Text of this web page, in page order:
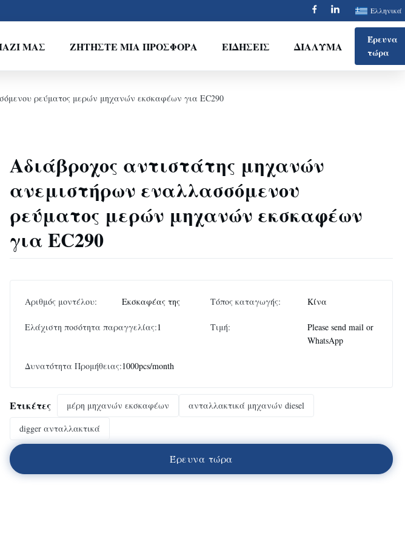
Ελληνικά
ΜΑΣ ΖΗΤΉΣΤΕ ΜΙΑ ΠΡΟΣΦΟΡΆ ΕΙΔΉΣΕΙΣ ΔΙΆΛΥΜΑ
Έρευνα
τώρα
ρεύματος μερών μηχανών εκσκαφέων για EC290
Αδιάβροχος αντιστάτης μηχανών
ανεμιστήρων εναλλασσόμενου
ρεύματος μερών μηχανών εκσκαφέων
για EC290
Αριθμός μοντέλου: Εκσκαφέας της Τόπος καταγωγής: Κίνα
Ελάχιστη ποσότητα παραγγελίας:1 Τιμή:
Please send mail or
WhatsApp
Δυνατότητα Προμήθειας:1000pcs/month
Ετικέτες μέρη μηχανών εκσκαφέων
ανταλλακτικά μηχανών diesel
digger ανταλλακτικά
Έρευνα τώρα